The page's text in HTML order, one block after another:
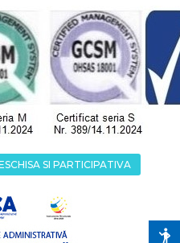
SI PARTICIPATIVA